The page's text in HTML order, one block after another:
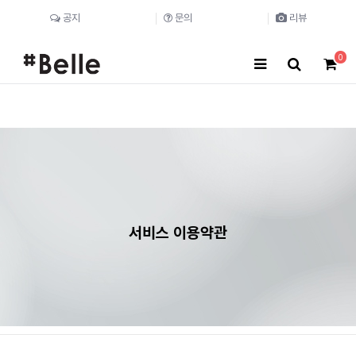
공지 문의 리뷰
0
서비스 이용약관